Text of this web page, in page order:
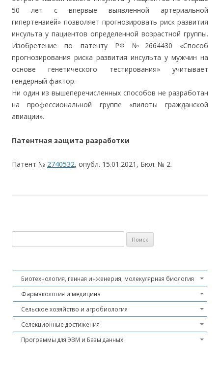
50 лет с впервые выявленной артериальной
гипертензией» позволяет прогнозировать риск развития
инсульта у пациентов определенной возрастной группы.
Изобретение по патенту РФ №2664430 «Способ
прогнозирования риска развития инсульта у мужчин на
основе генетического тестирования» учитывает
гендерный фактор.
Ни один из вышеперечисленных способов не разработан
на профессиональной группе «пилоты гражданской
авиации».
Патентная защита разработки
Патент № 2740532, опубл. 15.01.2021, Бюл. № 2.
Биотехнология, генная инженерия, молекулярная биология
Фармакология и медицина
Сельское хозяйство и агробиология
Селекционные достижения
Программы для ЭВМ и Базы данных